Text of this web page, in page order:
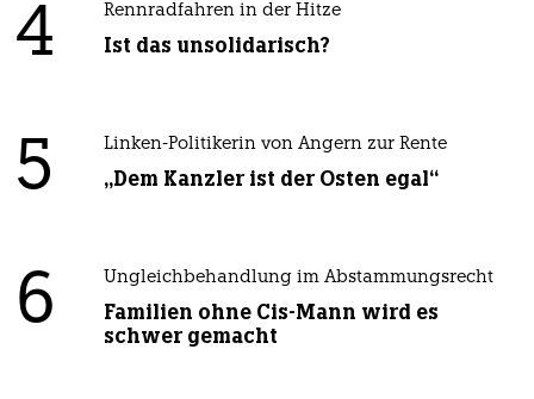
4 Rennradfahren in der Hitze
Ist das unsolidarisch?
5 Linken-Politikerin von Angern zur Rente
„Dem Kanzler ist der Osten egal“
6 Ungleichbehandlung im Abstammungsrecht
Familien ohne Cis-Mann wird es
schwer gemacht